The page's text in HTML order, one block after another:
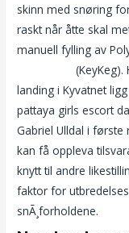
skinn med snøring
raskt når åtte skal
manuell fylling av
landing i Kyvatnet
pattaya girls escort
Gabriel Ulldal i
kan få oppleva
knytt til andre
faktor for
snÃ¸forholdene.